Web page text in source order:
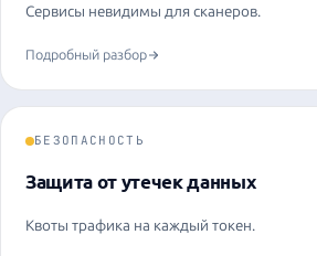
Сервисы невидимы для сканеров.
Подробный разбор
БЕЗОПАСНОСТЬ
Защита от утечек данных
Квоты трафика на каждый токен.